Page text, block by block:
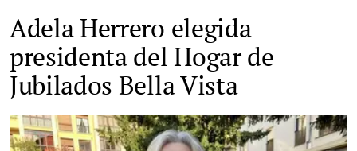
Adela Herrero elegida
presidenta del Hogar de
Jubilados Bella Vista